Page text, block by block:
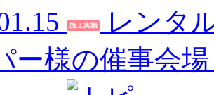
レンタ
ー様の催事会